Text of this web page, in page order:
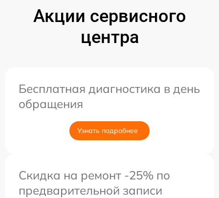
Акции сервисного
центра
Бесплатная диагностика в день
обращения
Узнать подробнее
Скидка на ремонт -25% по
предварительной записи